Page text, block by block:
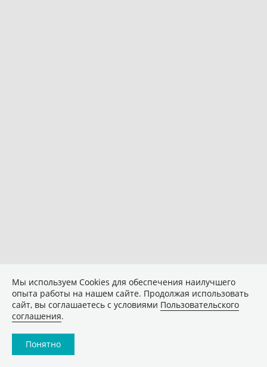
Мы используем Сookies для обеспечения наилучшего
опыта работы на нашем сайте. Продолжая использовать
сайт, вы соглашаетесь с условиями Пользовательского
соглашения.
Понятно